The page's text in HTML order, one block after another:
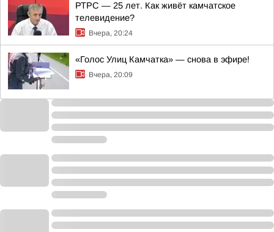
РТРС — 25 лет. Как живёт камчатское
телевидение?
Вчера, 20:24
«Голос Улиц Камчатка» — снова в эфире!
Вчера, 20:09